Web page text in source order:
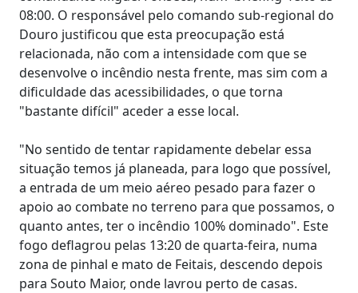
08:00. O responsável pelo comando sub-regional do
Douro justificou que esta preocupação está
relacionada, não com a intensidade com que se
desenvolve o incêndio nesta frente, mas sim com a
dificuldade das acessibilidades, o que torna
"bastante difícil" aceder a esse local.
"No sentido de tentar rapidamente debelar essa
situação temos já planeada, para logo que possível,
a entrada de um meio aéreo pesado para fazer o
apoio ao combate no terreno para que possamos, o
quanto antes, ter o incêndio 100% dominado". Este
fogo deflagrou pelas 13:20 de quarta-feira, numa
zona de pinhal e mato de Feitais, descendo depois
para Souto Maior, onde lavrou perto de casas.